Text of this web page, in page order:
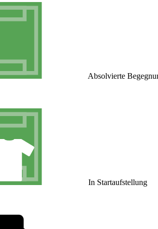
Absolvierte
In Startaufstellung